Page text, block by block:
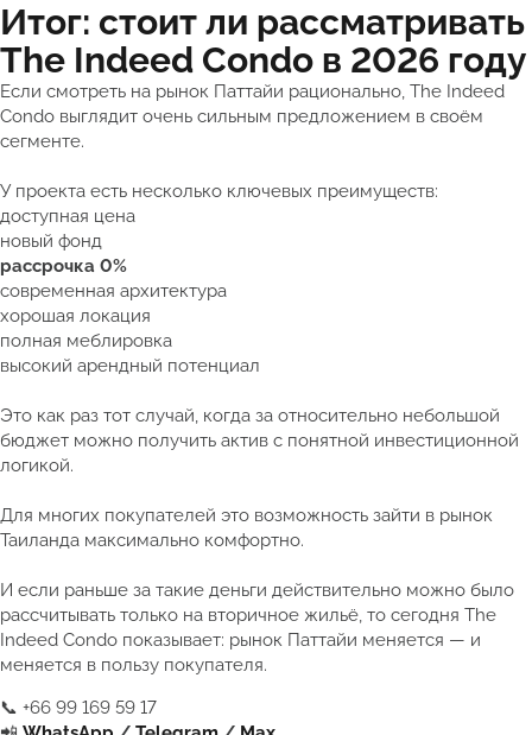
Итог: стоит ли рассматривать
The Indeed Condo в 2026 году
Если смотреть на рынок Паттайи рационально, The Indeed
Condo выглядит очень сильным предложением в своём
сегменте.
У проекта есть несколько ключевых преимуществ:
доступная цена
новый фонд
рассрочка 0%
современная архитектура
хорошая локация
полная меблировка
высокий арендный потенциал
Это как раз тот случай, когда за относительно небольшой
бюджет можно получить актив с понятной инвестиционной
логикой.
Для многих покупателей это возможность зайти в рынок
Таиланда максимально комфортно.
И если раньше за такие деньги действительно можно было
рассчитывать только на вторичное жильё, то сегодня The
Indeed Condo показывает: рынок Паттайи меняется — и
меняется в пользу покупателя.
📞 +66 99 169 59 17